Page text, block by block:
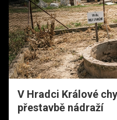
V Hradci Králové
přestavbě nádraží